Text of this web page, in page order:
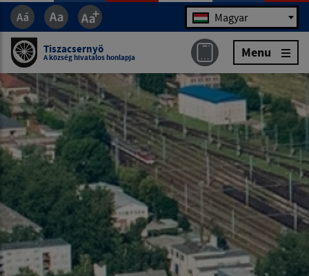
Jazyk Magyar
Tiszacsernyö
A község hivatalos honlapja Menu